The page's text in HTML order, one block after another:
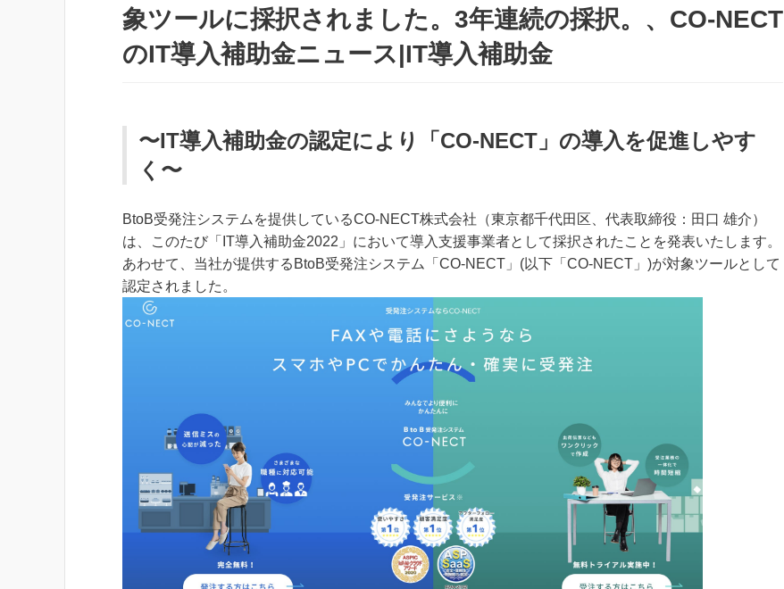
象ツールに採択されました。3年連続の採択。、CO-NECT
のIT導入補助金ニュース|IT導入補助金
〜IT導入補助金の認定により「CO-NECT」の導入を促進しやす
く〜
BtoB受発注システムを提供しているCO-NECT株式会社（東京都千代田区、代表取締役：⽥⼝ 雄介）
は、このたび「IT導入補助金2022」において導入支援事業者として採択されたことを発表いたします。
あわせて、当社が提供するBtoB受発注システム「CO-NECT」(以下「CO-NECT」)が対象ツールとして
認定されました。